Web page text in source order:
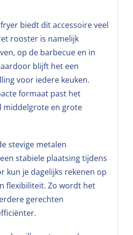
biedt dit accessoire veel
rooster is namelijk
op de barbecue en in
blijft het een
voor iedere keuken.
formaat past het
middelgrote en grote
stevige metalen
stabiele plaatsing tijdens
kun je dagelijks rekenen op
flexibiliteit. Zo wordt het
gerechten